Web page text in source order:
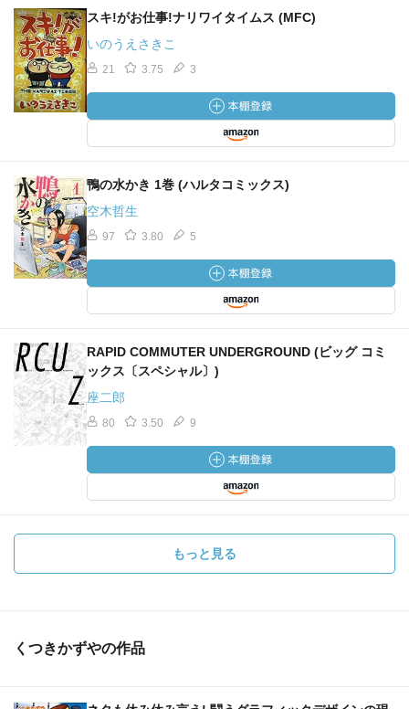
スキ!がお仕事!ナリワイタイムス (MFC)
いのうえさきこ
21 3.75 3
鴨の水かき 1巻 (ハルタコミックス)
空木哲生
97 3.80 5
RAPID COMMUTER UNDERGROUND (ビッグ コミ
ックス〔スペシャル〕)
座二郎
80 3.50 9
もっと見る
くつきかずやの作品